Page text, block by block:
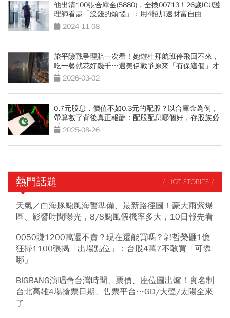
他出清100張合庫金(5880)，全換00713！26歲ICU護
理師看盡「沒錢的煩惱」：用4招加速財富自由
2024-11-08
旅平險戰爭理賠一次看！她遊杜拜航班停飛回不來，
吃一餐就花好幾千…遇美伊戰爭原來「有保這個」才
賠 2026-03-02
0.7元股息，價值不如0.3元的配股？以合庫金為例，
帶算數字背後真正報酬：配股配息哪個好，存股族必
看 2025-08-26
熱門話題 / HOT STORIES /
天氣／白海豚颱風海警準備、最新路徑圖！豪大雨紫爆
區、影響時間曝光，8/8颱風假機率多大，10日報先看
0050賺1200萬還不賣？現在還能買嗎？郭哲榮砸1億
狂掃1100張揭「出場點位」：台股4萬7不敢買「可憐
哪」
BIGBANG演唱會台灣時間、票價、座位圖出爐！實名制
台北高雄4場搶票日期、售票平台…GD/大聲/太陽全來
了